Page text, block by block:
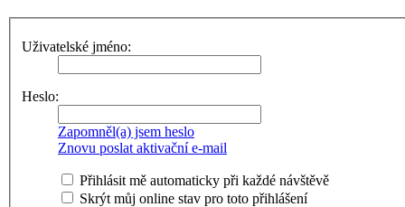
Uživatelské jméno:
Heslo:
Zapomněl(a) jsem heslo
Znovu poslat aktivační e-mail
Přihlásit mě automaticky při každé návštěvě
Skrýt můj online stav pro toto přihlášení